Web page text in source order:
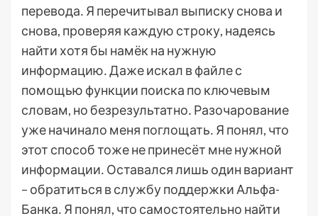
перевода․ Я перечитывал выписку снова и
снова, проверяя каждую строку, надеясь
найти хотя бы намёк на нужную
информацию․ Даже искал в файле с
помощью функции поиска по ключевым
словам, но безрезультатно․ Разочарование
уже начинало меня поглощать․ Я понял, что
этот способ тоже не принесёт мне нужной
информации․ Оставался лишь один вариант
– обратиться в службу поддержки Альфа-
Банка․ Я понял, что самостоятельно найти